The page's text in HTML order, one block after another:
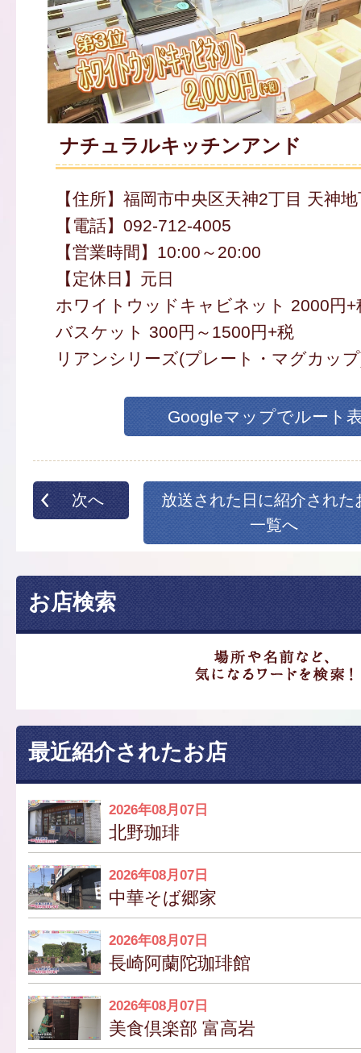
ナチュラルキッチンアンド
【住所】福岡市中央区天神2丁目 天神
【電話】092-712-4005
【営業時間】10:00～20:00
【定休日】元日
ホワイトウッドキャビネット 2000円+
バスケット 300円～1500円+税
リアンシリーズ(プレート・マグカッ
Googleマップでルート
次へ
放送された日に紹介された
一覧へ
お店検索
最近紹介されたお店
2026年08月07日
北野珈琲
2026年08月07日
中華そば郷家
2026年08月07日
長崎阿蘭陀珈琲館
2026年08月07日
美食倶楽部 富高岩